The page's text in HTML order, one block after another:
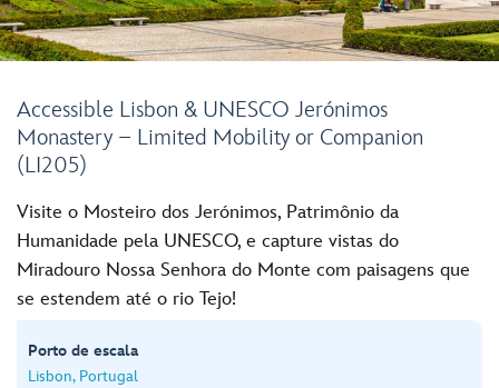
Accessible Lisbon & UNESCO Jerónimos
Monastery – Limited Mobility or Companion
(LI205)
Visite o Mosteiro dos Jerónimos, Patrimônio da
Humanidade pela UNESCO, e capture vistas do
Miradouro Nossa Senhora do Monte com paisagens que
se estendem até o rio Tejo!
Porto de escala
Lisbon, Portugal